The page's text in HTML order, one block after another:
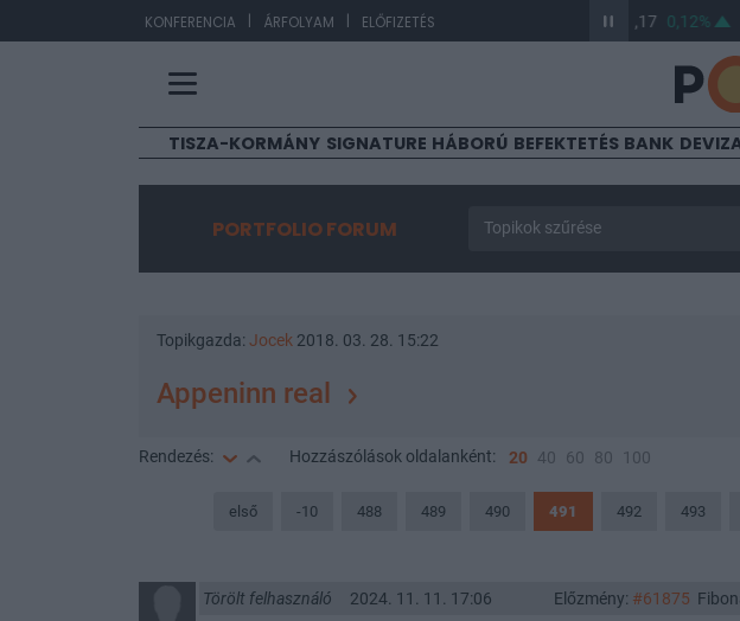
KONFERENCIA | ÁRFOLYAM | ELŐFIZETÉS 362,17 0,12%
TISZA-KORMÁNY SIGNATURE HÁBORÚ BEFEKTETÉS BANK
PORTFOLIO FORUM Topikok szűrése
Topikgazda: Jocek 2018. 03. 28. 15:22
Appeninn real
Rendezés: Hozzászólások oldalanként: 20 40 60 80 100
első -10 488 489 490 491 492 493
Törölt felhasználó 2024. 11. 11. 17:06 Előzmény: #61875